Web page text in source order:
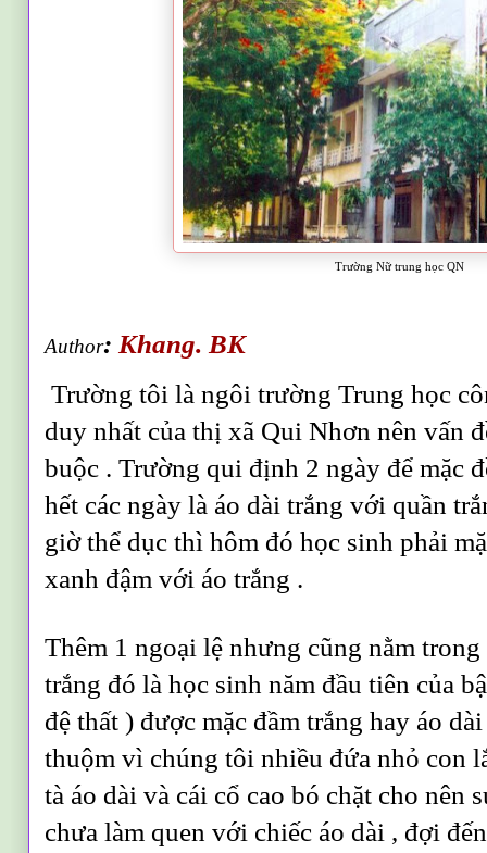
Trường Nữ trung học QN
Author: Khang. BK
Trường tôi là ngôi trường Trung học
duy nhất của thị xã Qui Nhơn nên vấn
buộc . Trường qui định 2 ngày để mặc
hết các ngày là áo dài trắng với quần
giờ thể dục thì hôm đó học sinh phải
xanh đậm với áo trắng .
Thêm 1 ngoại lệ nhưng cũng nằm trong
trắng đó là học sinh năm đầu tiên của
đệ thất ) được mặc đầm trắng hay áo
thuộm vì chúng tôi nhiều đứa nhỏ con
tà áo dài và cái cổ cao bó chặt cho nên
chưa làm quen với chiếc áo dài , đợi